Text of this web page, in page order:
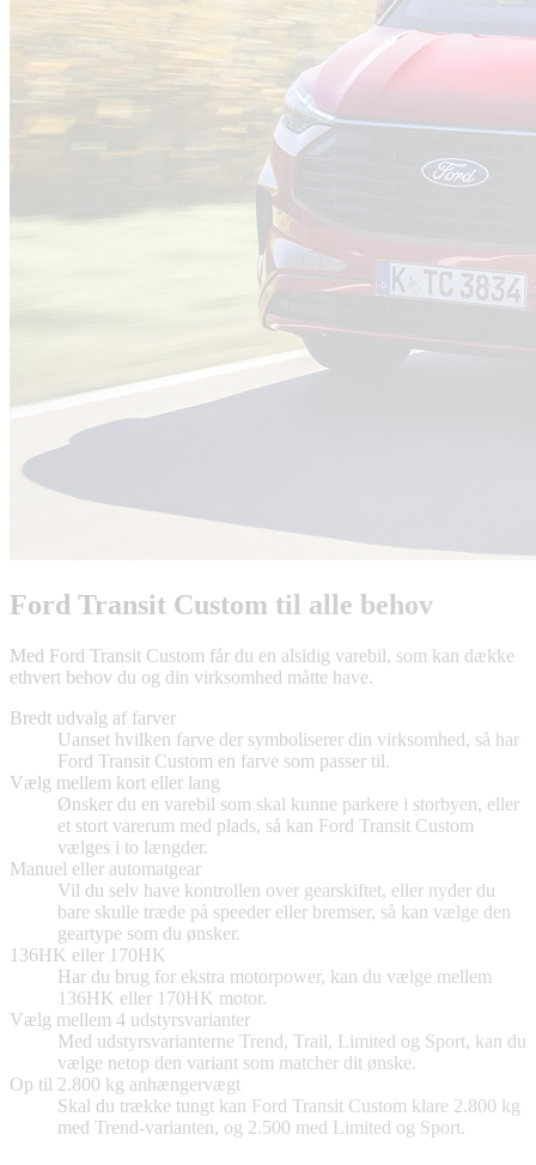
Ford Transit Custom til alle behov
Med Ford Transit Custom får du en alsidig varebil, som kan dække
ethvert behov du og din virksomhed måtte have.
Bredt udvalg af farver
Uanset hvilken farve der symboliserer din virksomhed, så har
Ford Transit Custom en farve som passer til.
Vælg mellem kort eller lang
Ønsker du en varebil som skal kunne parkere i storbyen, eller
et stort varerum med plads, så kan Ford Transit Custom
vælges i to længder.
Manuel eller automatgear
Vil du selv have kontrollen over gearskiftet, eller nyder du
bare skulle træde på speeder eller bremser, så kan vælge den
geartype som du ønsker.
136HK eller 170HK
Har du brug for ekstra motorpower, kan du vælge mellem
136HK eller 170HK motor.
Vælg mellem 4 udstyrsvarianter
Med udstyrsvarianterne Trend, Trail, Limited og Sport, kan du
vælge netop den variant som matcher dit ønske.
Op til 2.800 kg anhængervægt
Skal du trække tungt kan Ford Transit Custom klare 2.800 kg
med Trend-varianten, og 2.500 med Limited og Sport.